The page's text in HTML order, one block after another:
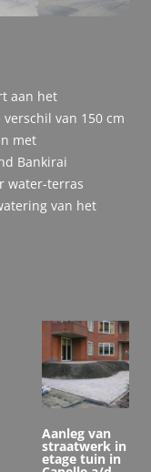
aan het
van 150 cm
met
Bankirai
water-terras
van het
Aanleg van
straatwerk in
etage tuin in